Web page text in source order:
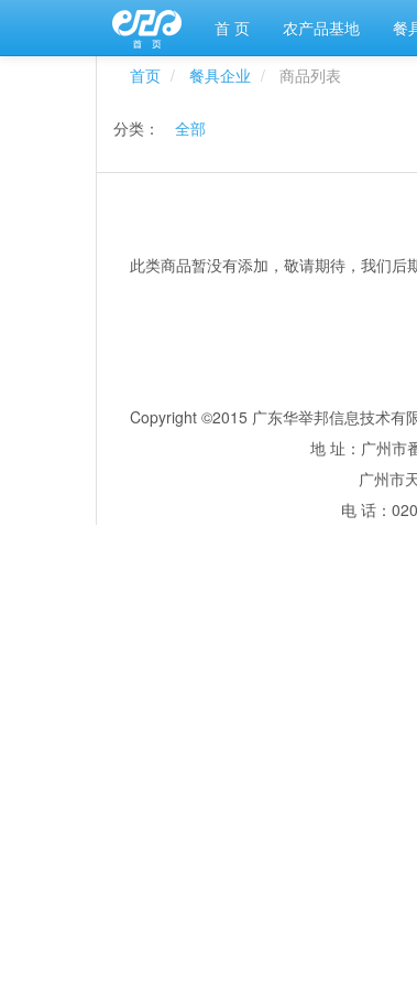
首 页 农产品基地 餐
首页 餐具企业 商品列表
分类： 全部
此类商品暂没有添加，敬请期待，我们后
Copyright ©2015 广东华举邦信息技术
地 址：广州市
广州市天河区五山路
电 话：